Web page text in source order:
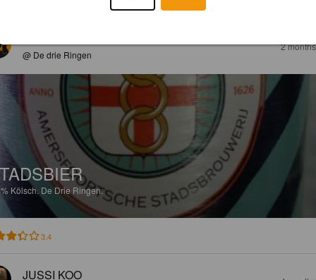
@ De drie Ringen
2
Kölsch. De Drie Ringen.
3.4
JUSSI KOO